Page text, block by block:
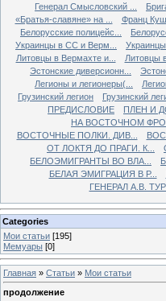
Генерал Смысловский ...
«Братья-славяне» на ...
Франц
Белорусские полицейс...
Украинцы в СС и Верм...
Литовцы в Вермахте и...
Литовцы
Эстонские диверсионн...
Легионы и легионеры(...
Грузинский легион
Грузинский
ПРЕДИСЛОВИЕ
ПЛЕН И
НА ВОСТОЧНОМ
ВОСТОЧНЫЕ ПОЛКИ. ДИВ...
ОТ ЛОКТЯ ДО ПРАГИ. К...
БЕЛОЭМИГРАНТЫ ВО ВЛА...
БЕЛАЯ ЭМИГРАЦИЯ В Р...
ГЕНЕРАЛ А.В.
Categories
Мои статьи [195]
Мемуары [0]
Главная » Статьи » Мои статьи
продолжение